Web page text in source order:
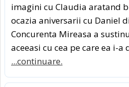
imagini cu Claudia aratand
ocazia aniversarii cu Daniel
Concurenta Mireasa a
aceeasi cu cea pe care ea i-
...continuare.